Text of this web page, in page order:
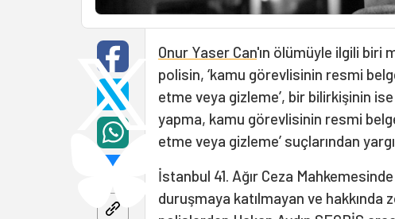
Onur Yaser Can'ın ölümüyle ilgili biri
polisin, ‘kamu görevlisinin resmi
etme veya gizleme’, bir bilirkişinin
yapma, kamu görevlisinin resmi
etme veya gizleme’ suçlarından
İstanbul 41. Ağır Ceza
duruşmaya katılmayan ve hakkında